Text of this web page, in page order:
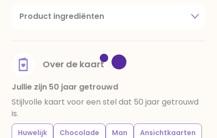
Product ingrediënten
amandelen,cacaomassa, emulgator (sojalecithine),
voedingszuur: citroenzuur E 330, verdikkingsmiddel
E415, water, bevochtigingsmiddel E422, emulgator:
E433, kleurstoffen: E102, E110, E122: kan de activiteit en
concentratie van kinderen negatief beïnvloeden,
E133, E151. Chocolade bevat ten minste 34%
bevatten. Koel en droog bewaren.
Over de kaart
Jullie zijn 50 jaar getrouwd
Stijlvolle kaart voor een stel dat 50 jaar getrouwd
is.
Huwelijk Chocolade Man
Ansichtkaarten